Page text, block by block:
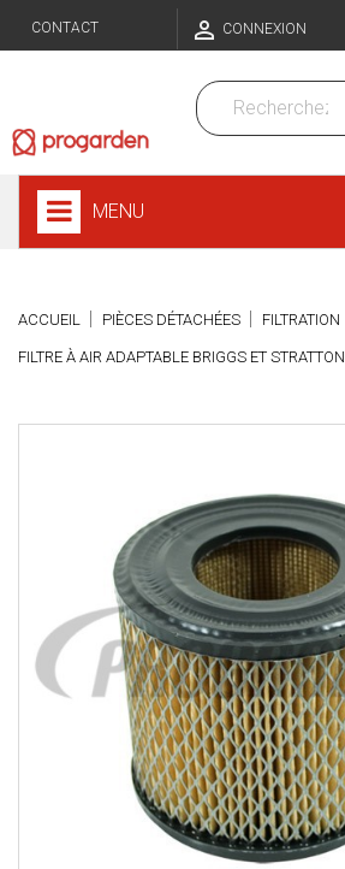
CONTACT  CONNEXION
MENU
ACCUEIL PIÈCES DÉTACHÉES FILTRATION
FILTRE À AIR ADAPTABLE BRIGGS ET